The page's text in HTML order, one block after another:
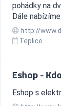
pohádky na
Dále
http://
Teplice
Eshop -
Eshop s